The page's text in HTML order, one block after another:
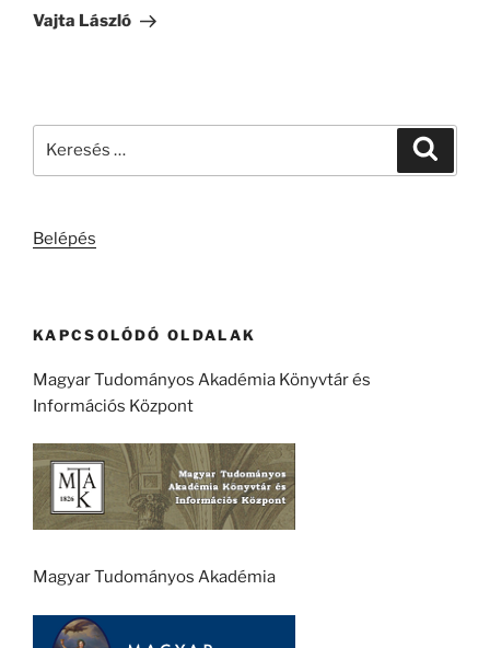
bejegyzés
Vajta László
Belépés
KAPCSOLÓDÓ OLDALAK
Magyar Tudományos Akadémia Könyvtár és
Információs Központ
Magyar Tudományos Akadémia